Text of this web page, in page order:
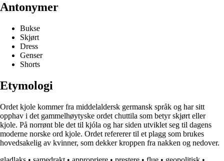
Antonymer
Bukse
Skjørt
Dress
Genser
Shorts
Etymologi
Ordet kjole kommer fra middelaldersk germansk språk og har sitt
opphav i det gammelhøytyske ordet chuttila som betyr skjørt eller
kjole. På norrønt ble det til kjóla og har siden utviklet seg til dagens
moderne norske ord kjole. Ordet refererer til et plagg som brukes
hovedsakelig av kvinner, som dekker kroppen fra nakken og nedover.